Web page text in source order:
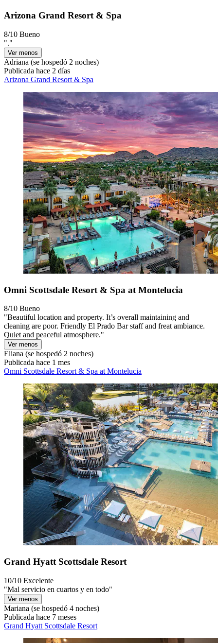
Arizona Grand Resort & Spa
8/10 Bueno
"."
Ver menos
Adriana (se hospedó 2 noches)
Publicada hace 2 días
Arizona Grand Resort & Spa
Omni Scottsdale Resort & Spa at Montelucia
8/10 Bueno
"Beautiful location and property. It’s overall maintaining and
cleaning are poor. Friendly El Prado Bar staff and freat ambiance.
Quiet and peaceful atmosphere."
Ver menos
Eliana (se hospedó 2 noches)
Publicada hace 1 mes
Omni Scottsdale Resort & Spa at Montelucia
Grand Hyatt Scottsdale Resort
10/10 Excelente
"Mal servicio en cuartos y en todo"
Ver menos
Mariana (se hospedó 4 noches)
Publicada hace 7 meses
Grand Hyatt Scottsdale Resort